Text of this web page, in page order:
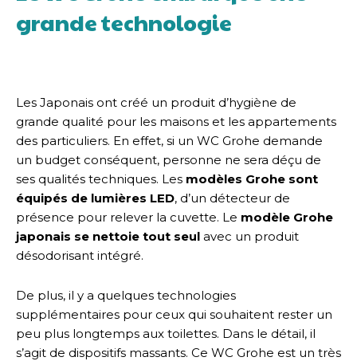
grande technologie
Les Japonais ont créé un produit d’hygiène de
grande qualité pour les maisons et les appartements
des particuliers. En effet, si un WC Grohe demande
un budget conséquent, personne ne sera déçu de
ses qualités techniques. Les modèles Grohe sont
équipés de lumières LED, d’un détecteur de
présence pour relever la cuvette. Le modèle Grohe
japonais se nettoie tout seul avec un produit
désodorisant intégré.
De plus, il y a quelques technologies
supplémentaires pour ceux qui souhaitent rester un
peu plus longtemps aux toilettes. Dans le détail, il
s’agit de dispositifs massants. Ce WC Grohe est un très